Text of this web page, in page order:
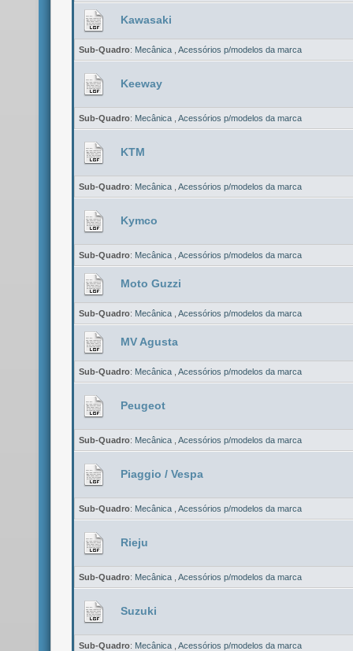
Kawasaki
Sub-Quadro: Mecânica Acessórios p/modelos da marca
Keeway
Sub-Quadro: Mecânica Acessórios p/modelos da marca
KTM
Sub-Quadro: Mecânica Acessórios p/modelos da marca
Kymco
Sub-Quadro: Mecânica Acessórios p/modelos da marca
Moto Guzzi
Sub-Quadro: Mecânica Acessórios p/modelos da marca
MV Agusta
Sub-Quadro: Mecânica Acessórios p/modelos da marca
Peugeot
Sub-Quadro: Mecânica Acessórios p/modelos da marca
Piaggio / Vespa
Sub-Quadro: Mecânica Acessórios p/modelos da marca
Rieju
Sub-Quadro: Mecânica Acessórios p/modelos da marca
Suzuki
Sub-Quadro: Mecânica Acessórios p/modelos da marca